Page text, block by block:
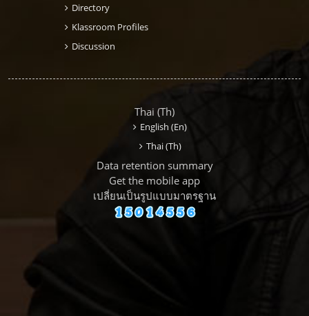
Directory
Klassroom Profiles
Discussion
Thai ‎(th)‎
English ‎(en)‎
Thai ‎(th)‎
Data retention summary
Get the mobile app
เปลี่ยนเป็นรูปแบบมาตรฐาน